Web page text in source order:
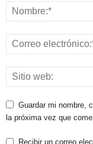
Guardar mi nombre,
la próxima vez que
Recibir un correo